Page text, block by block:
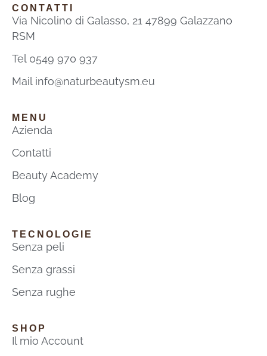
CONTATTI
Via Nicolino di Galasso, 21 47899 Galazzano
RSM
Tel 0549 970 937
Mail info@naturbeautysm.eu
MENU
Azienda
Contatti
Beauty Academy
Blog
TECNOLOGIE
Senza peli
Senza grassi
Senza rughe
SHOP
Il mio Account